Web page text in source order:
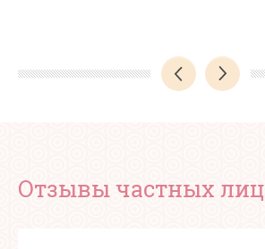
Отзывы частных лиц